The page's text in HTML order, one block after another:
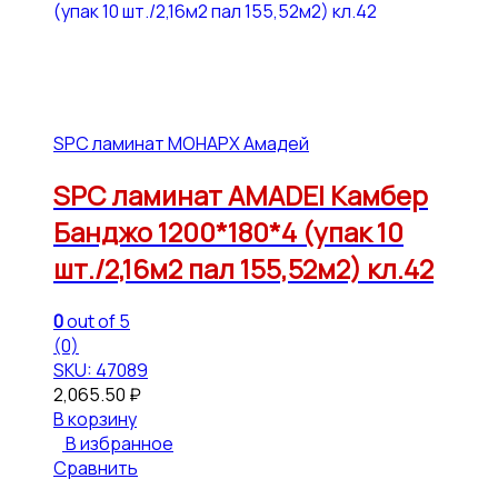
SPC ламинат МОНАРХ Амадей
SPC ламинат AMADEI Камбер
Банджо 1200*180*4 (упак 10
шт./2,16м2 пал 155,52м2) кл.42
0out of 5
(0)
SKU: 47089
2,065.50 ₽
В корзину
В избранное
Сравнить